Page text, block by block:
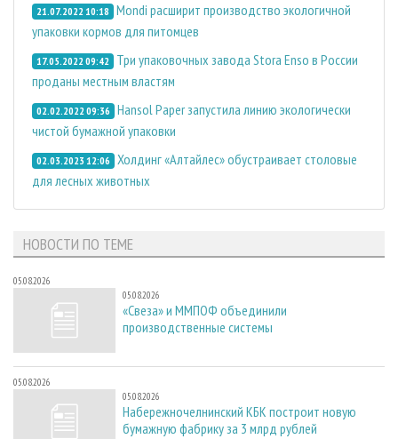
21.07.2022 10:18 Mondi расширит производство экологичной
упаковки кормов для питомцев
17.05.2022 09:42
Три упаковочных завода Stora Enso в России
проданы местным властям
02.02.2022 09:36 Hansol Paper запустила линию экологически
чистой бумажной упаковки
02.03.2023 12:06 Холдинг «Алтайлес» обустраивает столовые
для лесных животных
НОВОСТИ ПО ТЕМЕ
05.08.2026
05.08.2026
«Свеза» и ММПОФ объединили
производственные системы
05.08.2026
05.08.2026
Набережночелнинский КБК построит новую
бумажную фабрику за 3 млрд рублей